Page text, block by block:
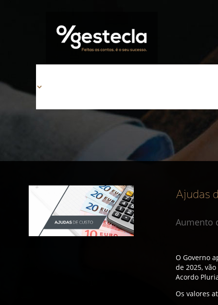
Ajudas
Aumento
O Governo
de 2025,
Acordo
Os valores